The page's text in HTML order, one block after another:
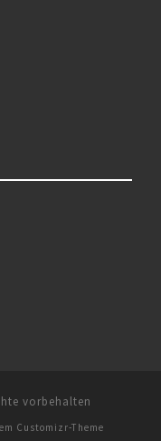
vorbehalten
Customizr-Theme